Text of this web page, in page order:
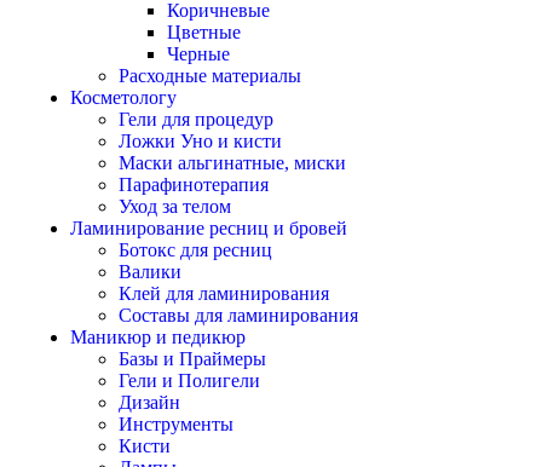
Коричневые
Цветные
Черные
Расходные материалы
Косметологу
Гели для процедур
Ложки Уно и кисти
Маски альгинатные, миски
Парафинотерапия
Уход за телом
Ламинирование ресниц и бровей
Ботокс для ресниц
Валики
Клей для ламинирования
Составы для ламинирования
Маникюр и педикюр
Базы и Праймеры
Гели и Полигели
Дизайн
Инструменты
Кисти